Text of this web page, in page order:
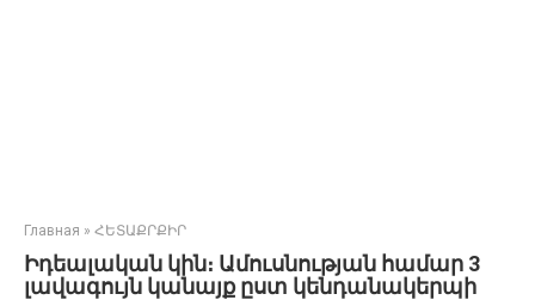
Главная » ՀԵՏԱՔՐՔԻՐ
Իդեալական կին։ Ամուսնության համար 3
լավագույն կանայք ըստ կենդանակերպի